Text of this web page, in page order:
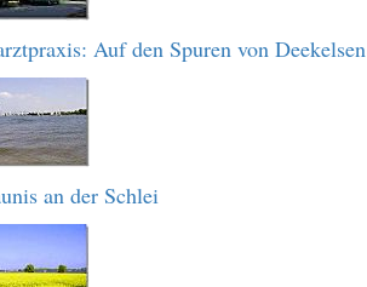
Auf den Spuren von Deekelsen
an der Schlei